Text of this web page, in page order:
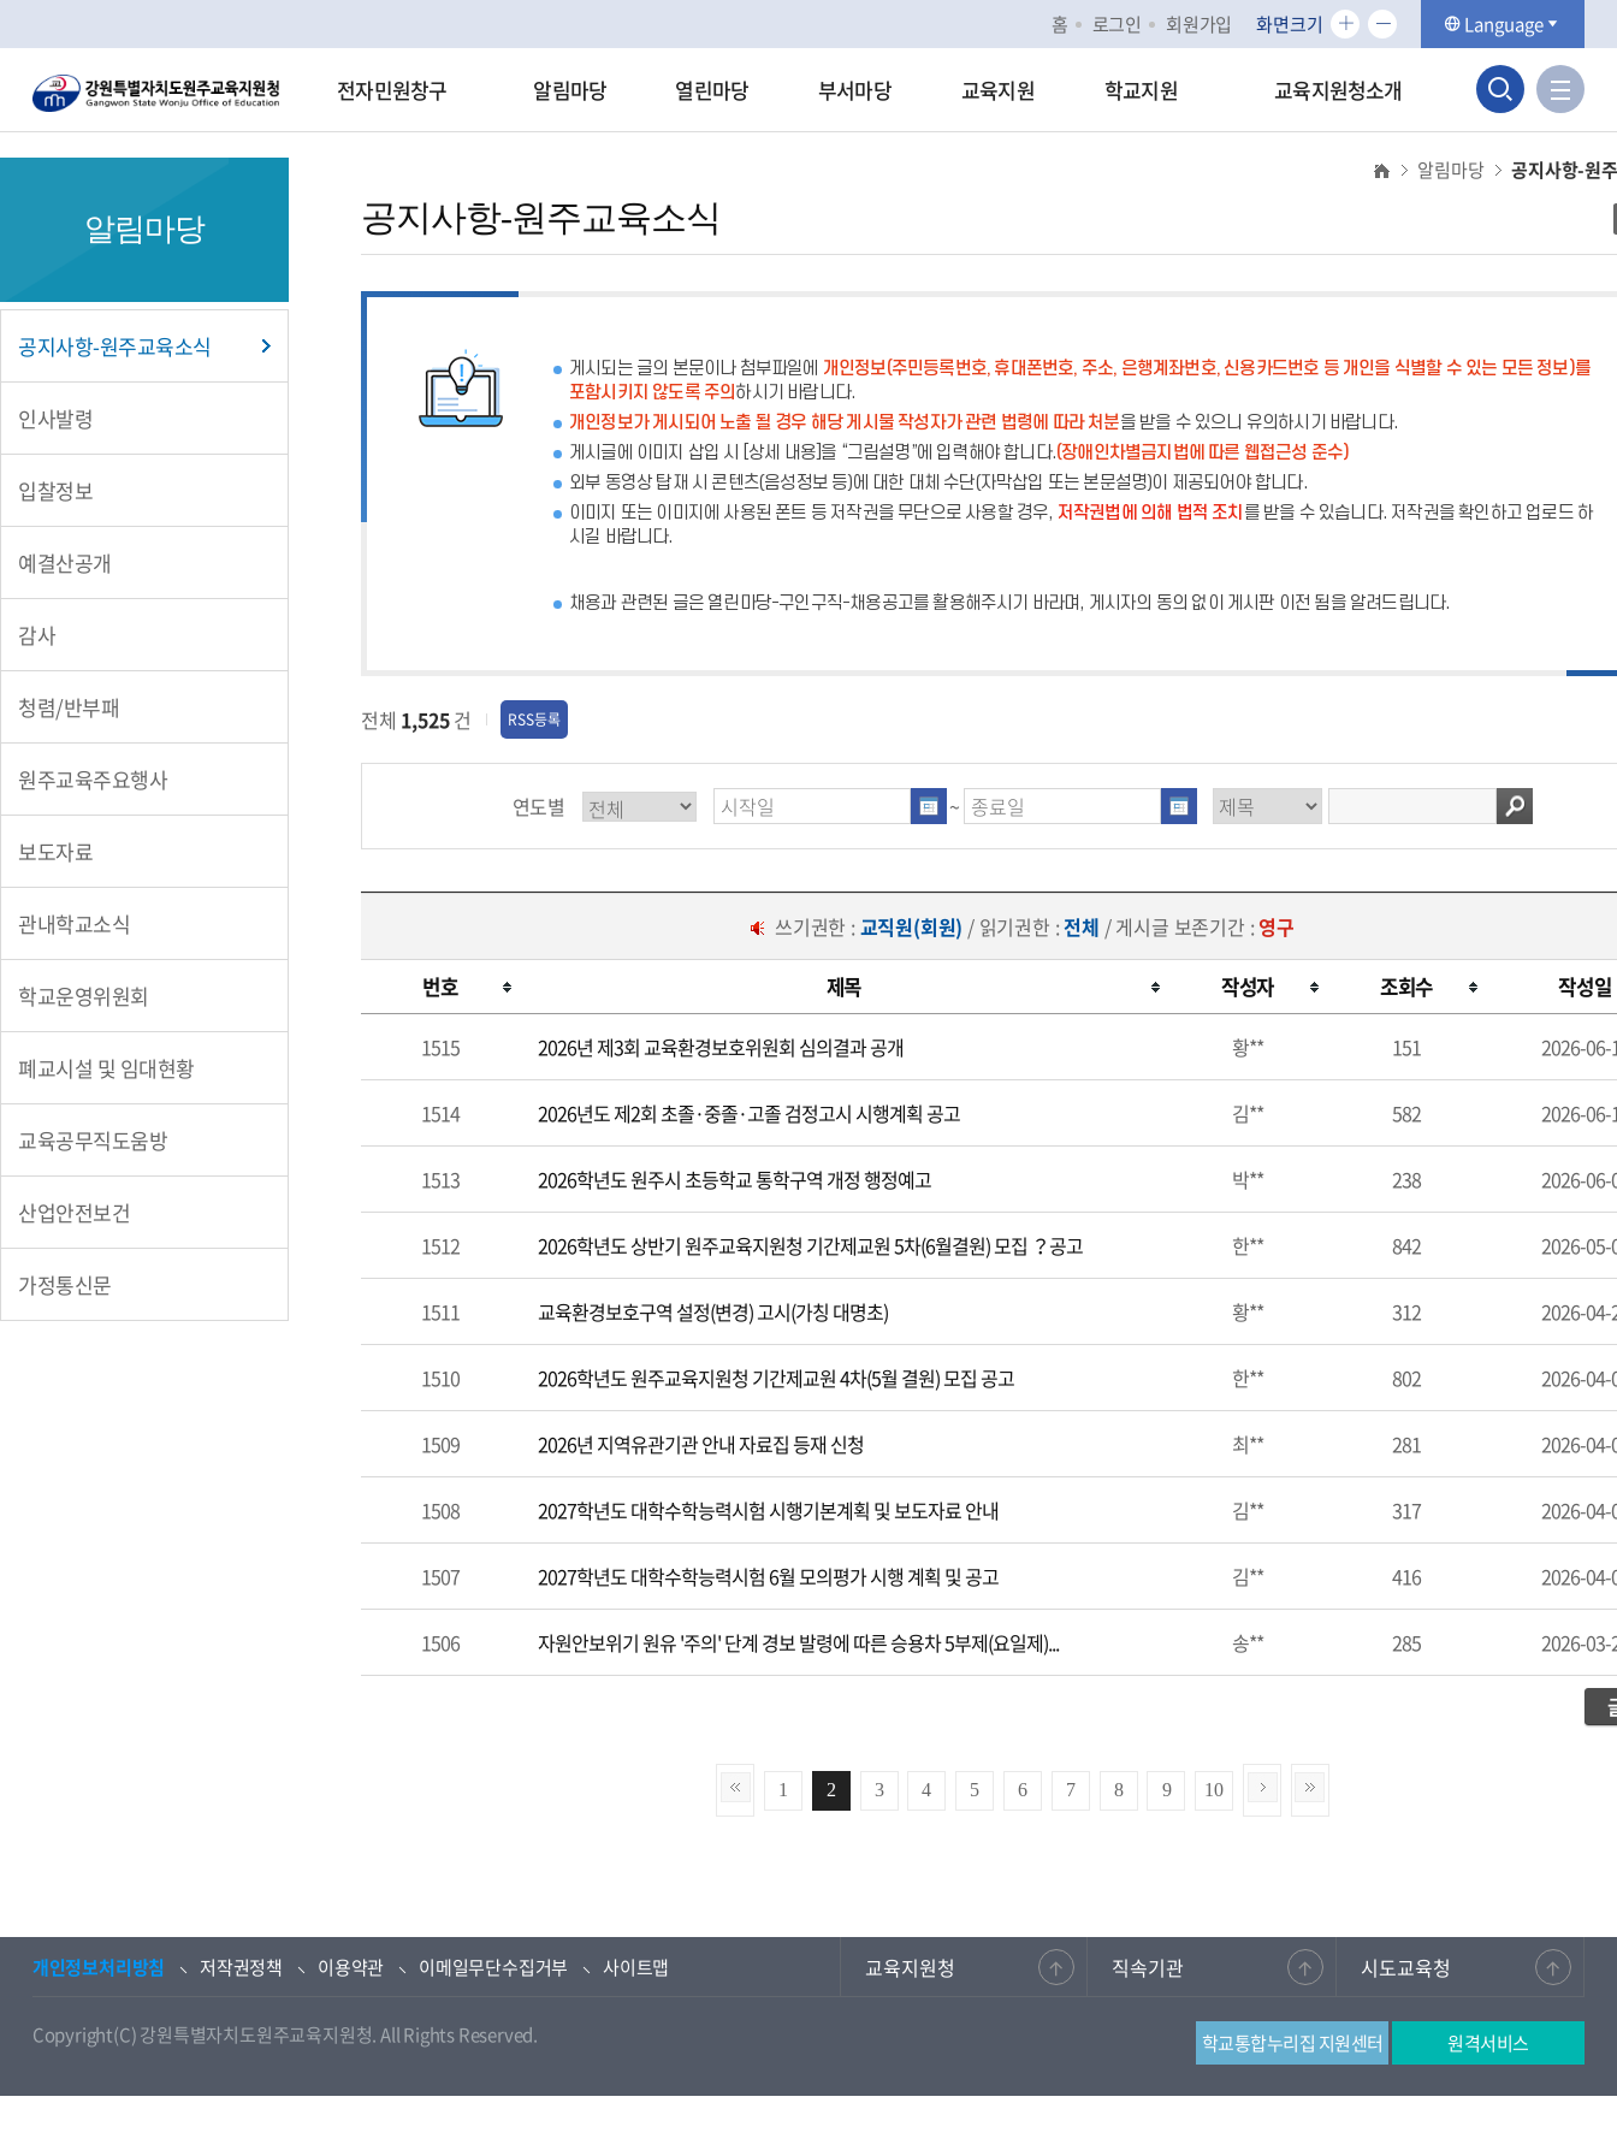
홈 로그인 회원가입 화면크기
화
면
크
기
확
화
면
크
기
축
소
Language
전자민원창구 알림마당 열린마당 부서마당 교육지원 학교지원 교육지원청소개
검
색
영
사
이
맵
가
알림마당
공지사항-원주교육소식
인사발령
입찰정보
예결산공개
감사
청렴/반부패
원주교육주요행사
보도자료
관내학교소식
학교운영위원회
폐교시설 및 임대현황
교육공무직도움방
산업안전보건
가정통신문
지
사
항-
알림마당 공지사항-원
공지사항-원주교육소식
게시되는 글의 본문이나 첨부파일에 개인정보(주민등록번호, 휴대폰번호, 주소, 은행계좌번호, 신용카드번호 등 개인을 식별할 수 있는 모든 정보)를
포함시키지 않도록 주의하시기 바랍니다.
개인정보가 게시되어 노출 될 경우 해당 게시물 작성자가 관련 법령에 따라 처분을 받을 수 있으니 유의하시기 바랍니다.
게시글에 이미지 삽입 시 [상세 내용]을 “그림설명”에 입력해야 합니다.(장애인차별금지법에 따른 웹접근성 준수)
외부 동영상 탑재 시 콘텐츠(음성정보 등)에 대한 대체 수단(자막삽입 또는 본문설명)이 제공되어야 합니다.
이미지 또는 이미지에 사용된 폰트 등 저작권을 무단으로 사용할 경우, 저작권법에 의해 법적 조치 를 받을 수 있습니다. 저작권을 확인하고 업로드 하
시길 바랍니다.
채용과 관련된 글은 열린마당-구인구직-채용공고를 활용해주시기 바라며, 게시자의 동의 없이 게시판 이전 됨을 알려드립니다.
전체 1,525건 RSS등록
연도별 ~
쓰기권한 :교직원(회원) / 읽기권한 :전체 / 게시글 보존기간 :영구
사
원
식
번호 제목 작성자 조회수 작성일
1515 2026년 제3회 교육환경보호위원회 심의결과 공개 황** 151 2026-06-
1514 2026년도 제2회 초졸·중졸·고졸 검정고시 시행계획 공고 김** 582 2026-06-
1513 2026학년도 원주시 초등학교 통학구역 개정 행정예고 박** 238 2026-06-
1512 2026학년도 상반기 원주교육지원청 기간제교원 5차(6월결원) 모집 ？공고 한** 842 2026-05-
1511 교육환경보호구역 설정(변경) 고시(가칭 대명초) 황** 312 2026-04-
1510 2026학년도 원주교육지원청 기간제교원 4차(5월 결원) 모집 공고 한** 802 2026-04-
1509 2026년 지역유관기관 안내 자료집 등재 신청 최** 281 2026-04-
1508 2027학년도 대학수학능력시험 시행기본계획 및 보도자료 안내 김** 317 2026-04-
1507 2027학년도 대학수학능력시험 6월 모의평가 시행 계획 및 공고 김** 416 2026-04-
1506 자원안보위기 원유 '주의' 단계 경보 발령에 따른 승용차 5부제(요일제)... 송** 285 2026-03-
1 2 3 4 5 6 7 8 9 10
교육지원청 직속기관 시도교육청
개인정보처리방침 저작권정책 이용약관 이메일무단수집거부 사이트맵
학교통합누리집 지원센터 원격서비스
Copyright(C) 강원특별자치도원주교육지원청. All Rights Reserved.